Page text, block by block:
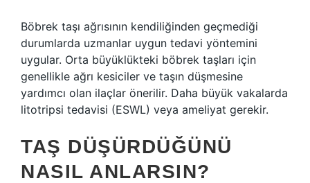
Böbrek taşı ağrısının kendiliğinden geçmediği
durumlarda uzmanlar uygun tedavi yöntemini
uygular. Orta büyüklükteki böbrek taşları için
genellikle ağrı kesiciler ve taşın düşmesine
yardımcı olan ilaçlar önerilir. Daha büyük vakalarda
litotripsi tedavisi (ESWL) veya ameliyat gerekir.
TAŞ DÜŞÜRDÜĞÜNÜ
NASIL ANLARSIN?